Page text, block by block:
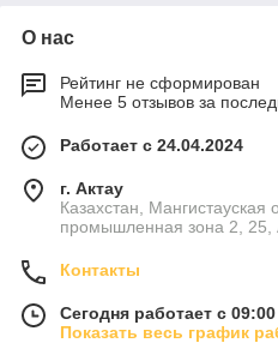
О нас
Рейтинг не сформирован
Менее 5 отзывов за
Работает с 24.04.2024
г. Актау
Казахстан, Мангистауская
промышленная зона 2, 25,
Контакты
Сегодня работает с
Показать весь график